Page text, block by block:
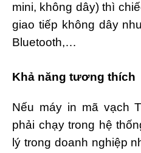
mini, không dây) thì
giao tiếp không dây
Bluetooth,…
Khả năng tương thích
Nếu máy in mã vạch
phải chạy trong hệ
lý trong doanh nghiệp